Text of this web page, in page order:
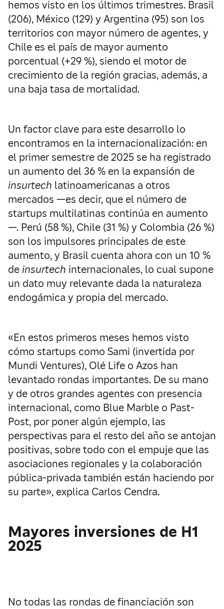
hemos visto en los últimos trimestres. Brasil
(206), México (129) y Argentina (95) son los
territorios con mayor número de agentes, y
Chile es el país de mayor aumento
porcentual (+29 %), siendo el motor de
crecimiento de la región gracias, además, a
una baja tasa de mortalidad.
Un factor clave para este desarrollo lo
encontramos en la internacionalización: en
el primer semestre de 2025 se ha registrado
un aumento del 36 % en la expansión de
insurtech latinoamericanas a otros
mercados —es decir, que el número de
startups multilatinas continúa en aumento
—. Perú (58 %), Chile (31 %) y Colombia (26 %)
son los impulsores principales de este
aumento, y Brasil cuenta ahora con un 10 %
deinsurtech internacionales, lo cual supone
un dato muy relevante dada la naturaleza
endogámica y propia del mercado.
«En estos primeros meses hemos visto
cómo startups como Sami (invertida por
Mundi Ventures), Olé Life o Azos han
levantado rondas importantes. De su mano
y de otros grandes agentes con presencia
internacional, como Blue Marble o Past-
Post, por poner algún ejemplo, las
perspectivas para el resto del año se antojan
positivas, sobre todo con el empuje que las
asociaciones regionales y la colaboración
pública-privada también están haciendo por
su parte», explica Carlos Cendra.
Mayores inversiones de H1
2025
No todas las rondas de financiación son